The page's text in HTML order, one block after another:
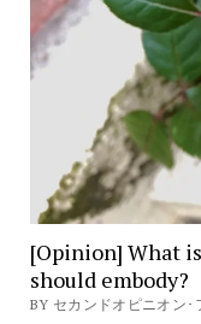
[Opinion] What
should embody?
BY セカンドオピニオン･